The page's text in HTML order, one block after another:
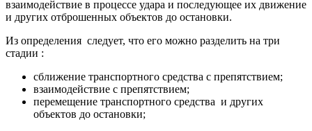
взаимодействие в процессе удара и последующее их движение
и других отброшенных объектов до остановки.
Из определения следует, что его можно разделить на три
стадии :
сближение транспортного средства с препятствием;
взаимодействие с препятствием;
перемещение транспортного средства и других
объектов до остановки;